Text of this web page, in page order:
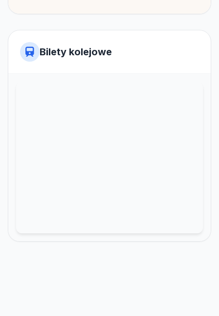
Bilety kolejowe